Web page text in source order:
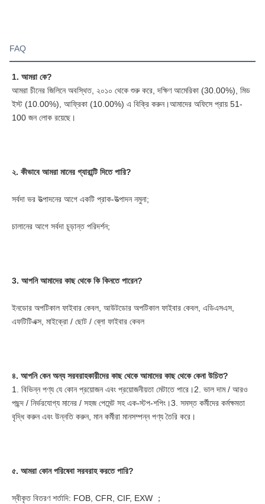
FAQ
1. আমরা কে?
আমরা চীনের জিলিনে অবস্থিত, ২০১০ থেকে শুরু করে, দক্ষিণ আমেরিকা (30.00%), মিড
ইস্ট (10.00%), আফ্রিকা (10.00%) এ বিক্রি করুন।আমাদের অফিসে প্রায় 51-
100 জন লোক রয়েছে।
২. কীভাবে আমরা মানের গ্যারান্টি দিতে পারি?
সর্বদা ভর উত্পাদনের আগে একটি প্রাক-উত্পাদন নমুনা;
চালানের আগে সর্বদা চূড়ান্ত পরিদর্শন;
3. আপনি আমাদের কাছ থেকে কি কিনতে পারেন?
ইনডোর অপটিকাল ফাইবার কেবল, আউটডোর অপটিকাল ফাইবার কেবল, এডিএসএস,
এফটিটিএক্স, মাইক্রো / ছোট / ব্লো ফাইবার কেবল
৪. আপনি কেন অন্য সরবরাহকারীদের কাছ থেকে আমাদের কাছ থেকে কেনা উচিত?
1. বিভিন্ন পণ্য যে কোন প্রয়োজন এবং প্রয়োজনীয়তা মেটাতে পারে।2. ভাল দাম / আরও
পছন্দ / নির্ভরযোগ্য মানের / সহজ পেমেন্ট সহ এক-স্টপ-শপিং।3. সমস্ত কর্মীদের কর্মক্ষমতা
বৃদ্ধি করুন এবং উন্নতি করুন, মান কর্মীরা মানসম্পন্ন পণ্য তৈরি করে।
৫. আমরা কোন পরিষেবা সরবরাহ করতে পারি?
স্বীকৃত বিতরণ শর্তাদি: FOB, CFR, CIF, EXW ；